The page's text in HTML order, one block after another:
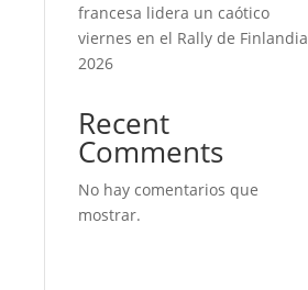
francesa lidera un caótico
viernes en el Rally de Finlandia
2026
Recent
Comments
No hay comentarios que
mostrar.